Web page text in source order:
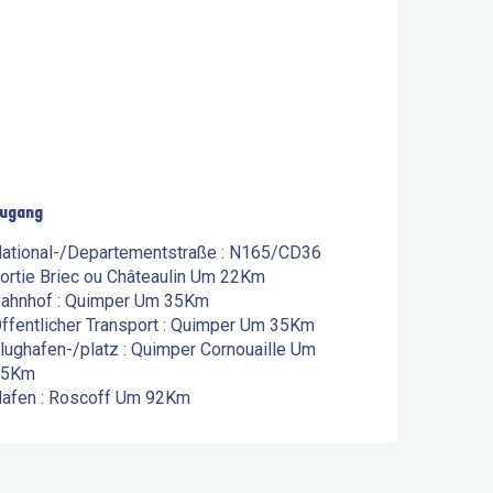
Departementstraße : N165/CD36
Briec ou Châteaulin Um 22Km
: Quimper Um 35Km
Transport : Quimper Um 35Km
platz : Quimper Cornouaille Um
: Roscoff Um 92Km